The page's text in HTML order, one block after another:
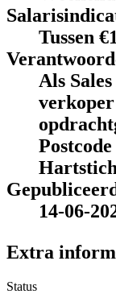
Tussen
Als
14-06-
Extra
Status